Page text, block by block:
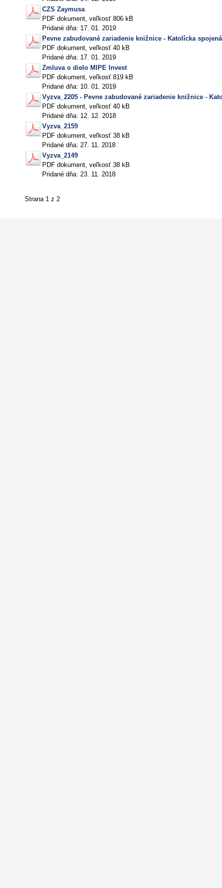
CZS Zaymusa
PDF dokument, veľkosť 806 kB
Pridané dňa: 17. 01. 2019
Pevne zabudované zariadenie knižnice - Katolícka
PDF dokument, veľkosť 40 kB
Pridané dňa: 17. 01. 2019
Zmluva o dielo MIPE Invest
PDF dokument, veľkosť 819 kB
Pridané dňa: 10. 01. 2019
Vyzva_2205 - Pevne zabudované zariadenie knižnice -
PDF dokument, veľkosť 40 kB
Pridané dňa: 12. 12. 2018
Vyzva_2159
PDF dokument, veľkosť 38 kB
Pridané dňa: 27. 11. 2018
Vyzva_2149
PDF dokument, veľkosť 38 kB
Pridané dňa: 23. 11. 2018
Strana 1 z 2